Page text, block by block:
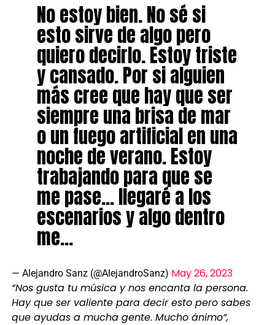
No estoy bien. No sé si
esto sirve de algo pero
quiero decirlo. Estoy triste
y cansado. Por si alguien
más cree que hay que ser
siempre una brisa de mar
o un fuego artificial en una
noche de verano. Estoy
trabajando para que se
me pase… llegaré a los
escenarios y algo dentro
me…
— Alejandro Sanz (@AlejandroSanz) May 26, 2023
“Nos gusta tu música y nos encanta la persona.
Hay que ser valiente para decir esto pero sabes
que ayudas a mucha gente. Mucho ánimo”,